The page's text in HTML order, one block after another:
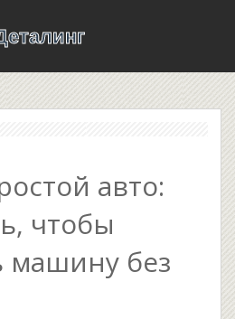
авто:
чтобы
машину без